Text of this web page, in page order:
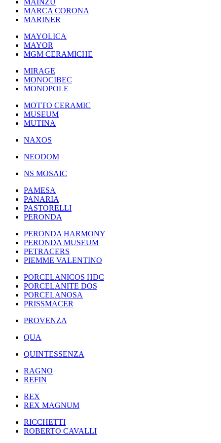
MAINZU
MARCA CORONA
MARINER
MAYOLICA
MAYOR
MGM CERAMICHE
MIRAGE
MONOCIBEC
MONOPOLE
MOTTO CERAMIC
MUSEUM
MUTINA
NAXOS
NEODOM
NS MOSAIC
PAMESA
PANARIA
PASTORELLI
PERONDA
PERONDA HARMONY
PERONDA MUSEUM
PETRACERS
PIEMME VALENTINO
PORCELANICOS HDC
PORCELANITE DOS
PORCELANOSA
PRISSMACER
PROVENZA
QUA
QUINTESSENZA
RAGNO
REFIN
REX
REX MAGNUM
RICCHETTI
ROBERTO CAVALLI